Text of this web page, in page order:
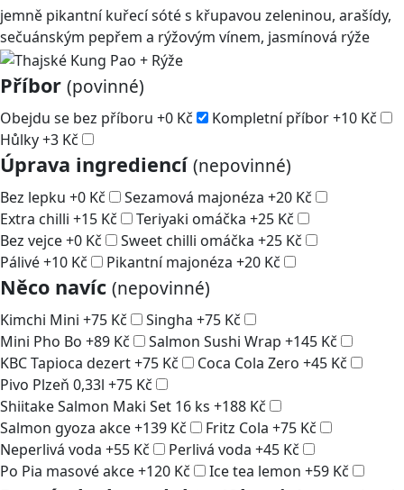
jemně pikantní kuřecí sóté s křupavou zeleninou, arašídy,
sečuánským pepřem a rýžovým vínem, jasmínová rýže
Příbor (povinné)
Obejdu se bez příboru +0 Kč Kompletní příbor+10 Kč
Hůlky+3 Kč
Úprava ingrediencí (nepovinné)
Bez lepku +0 Kč Sezamová majonéza +20 Kč
Extra chilli +15 Kč Teriyaki omáčka +25 Kč
Bez vejce+0 Kč Sweet chilli omáčka +25 Kč
Pálivé+10 Kč Pikantní majonéza +20 Kč
Něco navíc (nepovinné)
Kimchi Mini +75 Kč Singha +75 Kč
Mini Pho Bo +89 Kč Salmon Sushi Wrap +145 Kč
KBC Tapioca dezert+75 Kč Coca Cola Zero +45 Kč
Pivo Plzeň 0,33l +75 Kč
Shiitake Salmon Maki Set 16 ks +188 Kč
Salmon gyoza akce+139 Kč Fritz Cola +75 Kč
Neperlivá voda +55 Kč Perlivá voda +45 Kč
Po Pia masové akce+120 Kč Ice tea lemon +59 Kč